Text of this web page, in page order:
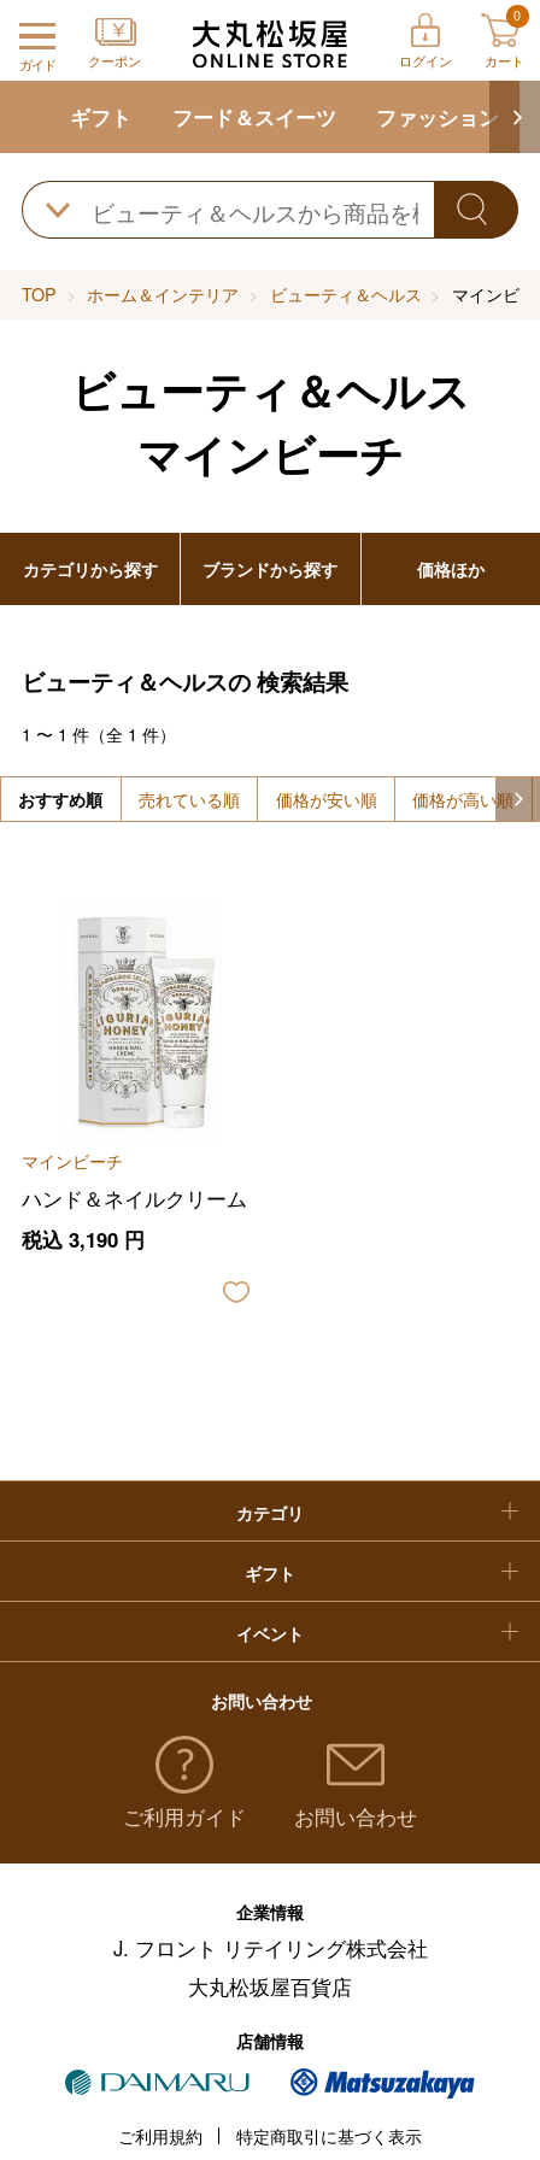
ガイド クーポン ログイン
0
カート
ギフト フード＆スイーツ ファッション
TOP ホーム＆インテリア ビューティ＆ヘルス マインビ
ビューティ＆ヘルス
マインビーチ
ビューティ＆ヘルスの検索結果
1 〜 1 件（全 1 件）
おすすめ順 売れている順 価格が安い順 価格が高い順
マインビーチ
ハンド＆ネイルクリーム
税込 3,190円
カテゴリから探す ブランドから探す 価格ほか
カテゴリ
フード＆スイーツ
ビューティー
ホーム＆インテリア
ギフト
大丸・松坂屋のギフト
結婚内祝い
イベント
バレンタインチョコレート
ホワイトデー
お中元
敬老の日
福袋
お問い合わせ
ご利用ガイド お問い合わせ
企業情報
J. フロント リテイリング株式会社
大丸松坂屋百貨店
店舗情報
ご利用規約
特定商取引に基づく表示